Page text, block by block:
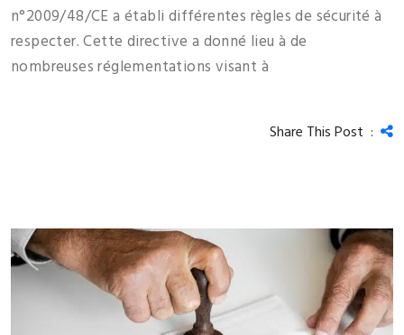
n°2009/48/CE a établi différentes règles de sécurité à
respecter. Cette directive a donné lieu à de
nombreuses réglementations visant à
Share This Post :